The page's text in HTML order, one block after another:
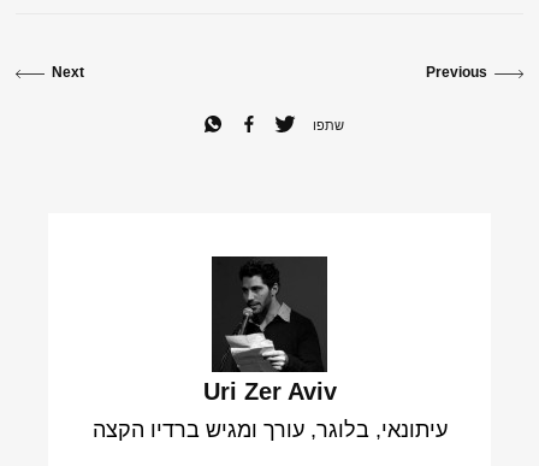
Previous
Next
שתפו
Uri Zer Aviv
עיתונאי, בלוגר, עורך ומגיש ברדיו הקצה